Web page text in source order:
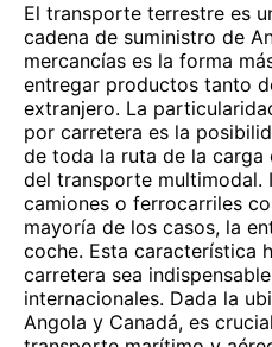
El transporte terrestre es
cadena de suministro de
mercancías es la forma
entregar productos tanto
extranjero. La
por carretera es la
de toda la ruta de la
del transporte multimodal.
camiones o ferrocarriles
mayoría de los casos, la
coche. Esta característica
carretera sea
internacionales. Dada la
Angola y Canadá, es